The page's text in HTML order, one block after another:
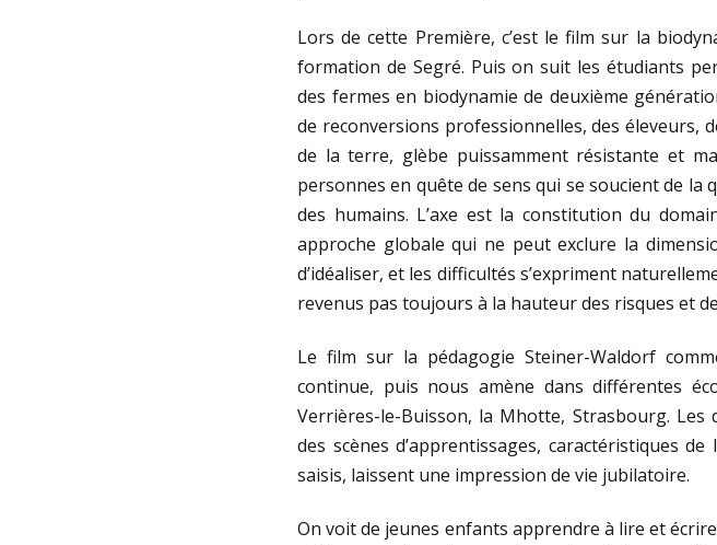
Lors de cette Première, c’est le film sur la
formation de Segré. Puis on suit les étudiants
des fermes en biodynamie de deuxième
de reconversions professionnelles, des éleveurs,
de la terre, glèbe puissamment résistante et
personnes en quête de sens qui se soucient de
des humains. L’axe est la constitution du
approche globale qui ne peut exclure la
d’idéaliser, et les difficultés s’expriment
revenus pas toujours à la hauteur des risques et
Le film sur la pédagogie Steiner-Waldorf
continue, puis nous amène dans différentes
Verrières-le-Buisson, la Mhotte, Strasbourg.
des scènes d’apprentissages, caractéristiques
saisis, laissent une impression de vie jubilatoire.
On voit de jeunes enfants apprendre à lire et